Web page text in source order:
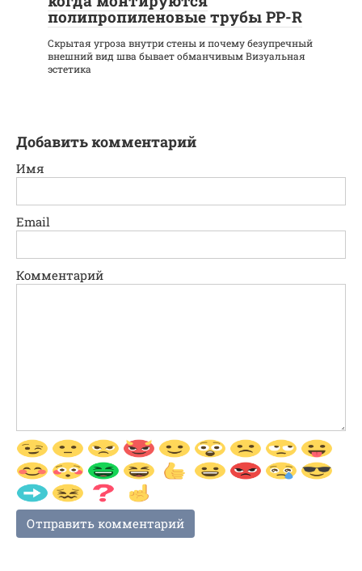
полипропиленовые трубы PP-R
Скрытая угроза внутри стены и почему безупречный
внешний вид шва бывает обманчивым Визуальная
эстетика
Добавить комментарий
Имя
Email
Комментарий